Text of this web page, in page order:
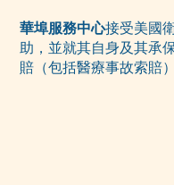
華埠服務中心接受美國
助，並就其自身及其承
賠（包括醫療事故索賠